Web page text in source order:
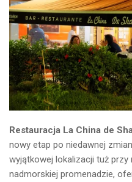
Restauracja La China de
nowy etap po niedawnej
wyjątkowej lokalizacji tuż przy
nadmorskiej promenadzie,